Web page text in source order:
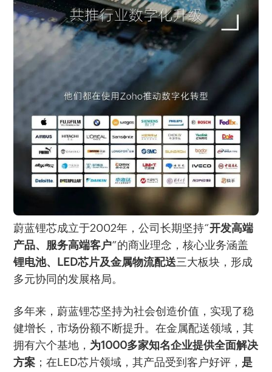
蔚蓝锂芯成立于2002年，公司长期坚持“开发高端
产品、服务高端客户”的商业理念，核心业务涵盖
锂电池、LED芯片及金属物流配送三大板块，形成
多元协同的发展格局。
多年来，蔚蓝锂芯坚持为社会创造价值，实现了稳
健增长，市场份额不断提升。在金属配送领域，其
拥有六个基地， 为1000多家知名企业提供全面解决
方案 ；在LED芯片领域，其产品受到客户好评， 是